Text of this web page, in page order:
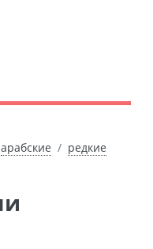
арабские
редкие